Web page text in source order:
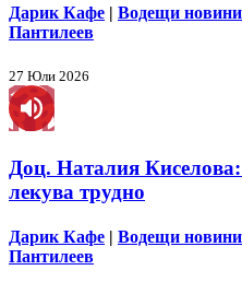
Дарик Кафе | Водещи новини
Пантилеев
27 Юли 2026
Доц. Наталия
лекува трудно
Дарик Кафе | Водещи новини
Пантилеев